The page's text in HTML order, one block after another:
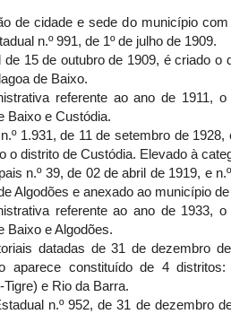
de cidade e sede do município
n.º 991, de 1º de julho de 1909.
de 15 de outubro de 1909, é criado o
de Baixo.
referente ao ano de 1911,
Baixo e Custódia.
1.931, de 11 de setembro de
o distrito de Custódia. Elevado à
n.º 39, de 02 de abril de 1919, e
Algodões e anexado ao município
referente ao ano de 1933,
Baixo e Algodões.
datadas de 31 de dezembro
aparece constituído de 4 distritos:
e Rio da Barra.
n.º 952, de 31 de dezembro